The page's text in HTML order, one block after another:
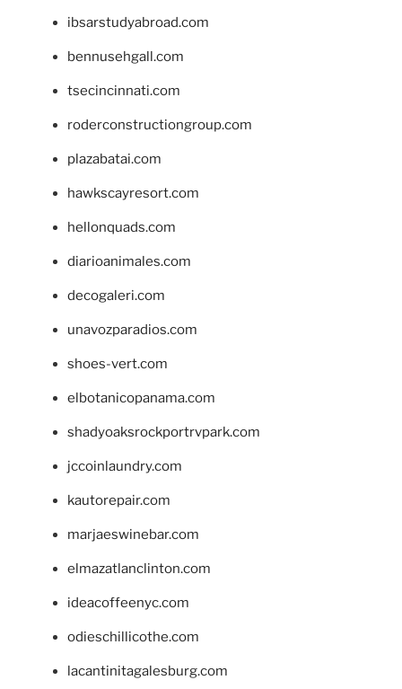
ibsarstudyabroad.com
bennusehgall.com
tsecincinnati.com
roderconstructiongroup.com
plazabatai.com
hawkscayresort.com
hellonquads.com
diarioanimales.com
decogaleri.com
unavozparadios.com
shoes-vert.com
elbotanicopanama.com
shadyoaksrockportrvpark.com
jccoinlaundry.com
kautorepair.com
marjaeswinebar.com
elmazatlanclinton.com
ideacoffeenyc.com
odieschillicothe.com
lacantinitagalesburg.com